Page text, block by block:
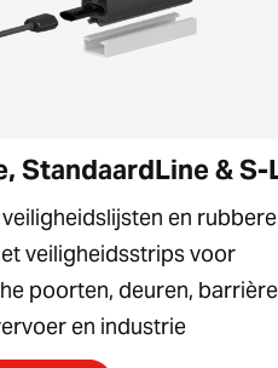
StandaardLine & S-
en
veiligheidsstrips voor
poorten, deuren,
en industrie